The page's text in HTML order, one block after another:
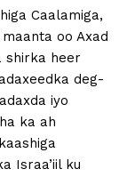
Caalamiga,
oo Axad
shirka heer
deg-
iyo
ka ah
Israa’iil ku